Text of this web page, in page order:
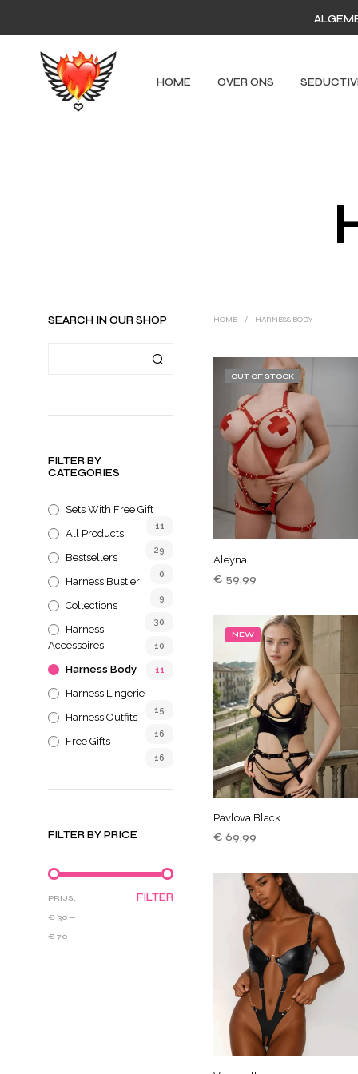
HOME OVER ONS
SEARCH IN OUR SHOP
FILTER BY
CATEGORIES
Sets With Free Gift
11
All Products
29
Bestsellers
0
Harness Bustier
9
Collections
30
Harness
Accessoires
10
Harness Body 11
Harness Lingerie
15
Harness Outfits
16
Free Gifts
16
FILTER BY PRICE
FILTER
PRIJS:
€ 30—
€ 70
HOME / HARNESS BODY
OUT OF STOCK
Aleyna
€ 59,99
NEW
Pavlova Black
€ 69,99
WINKELWAGEN